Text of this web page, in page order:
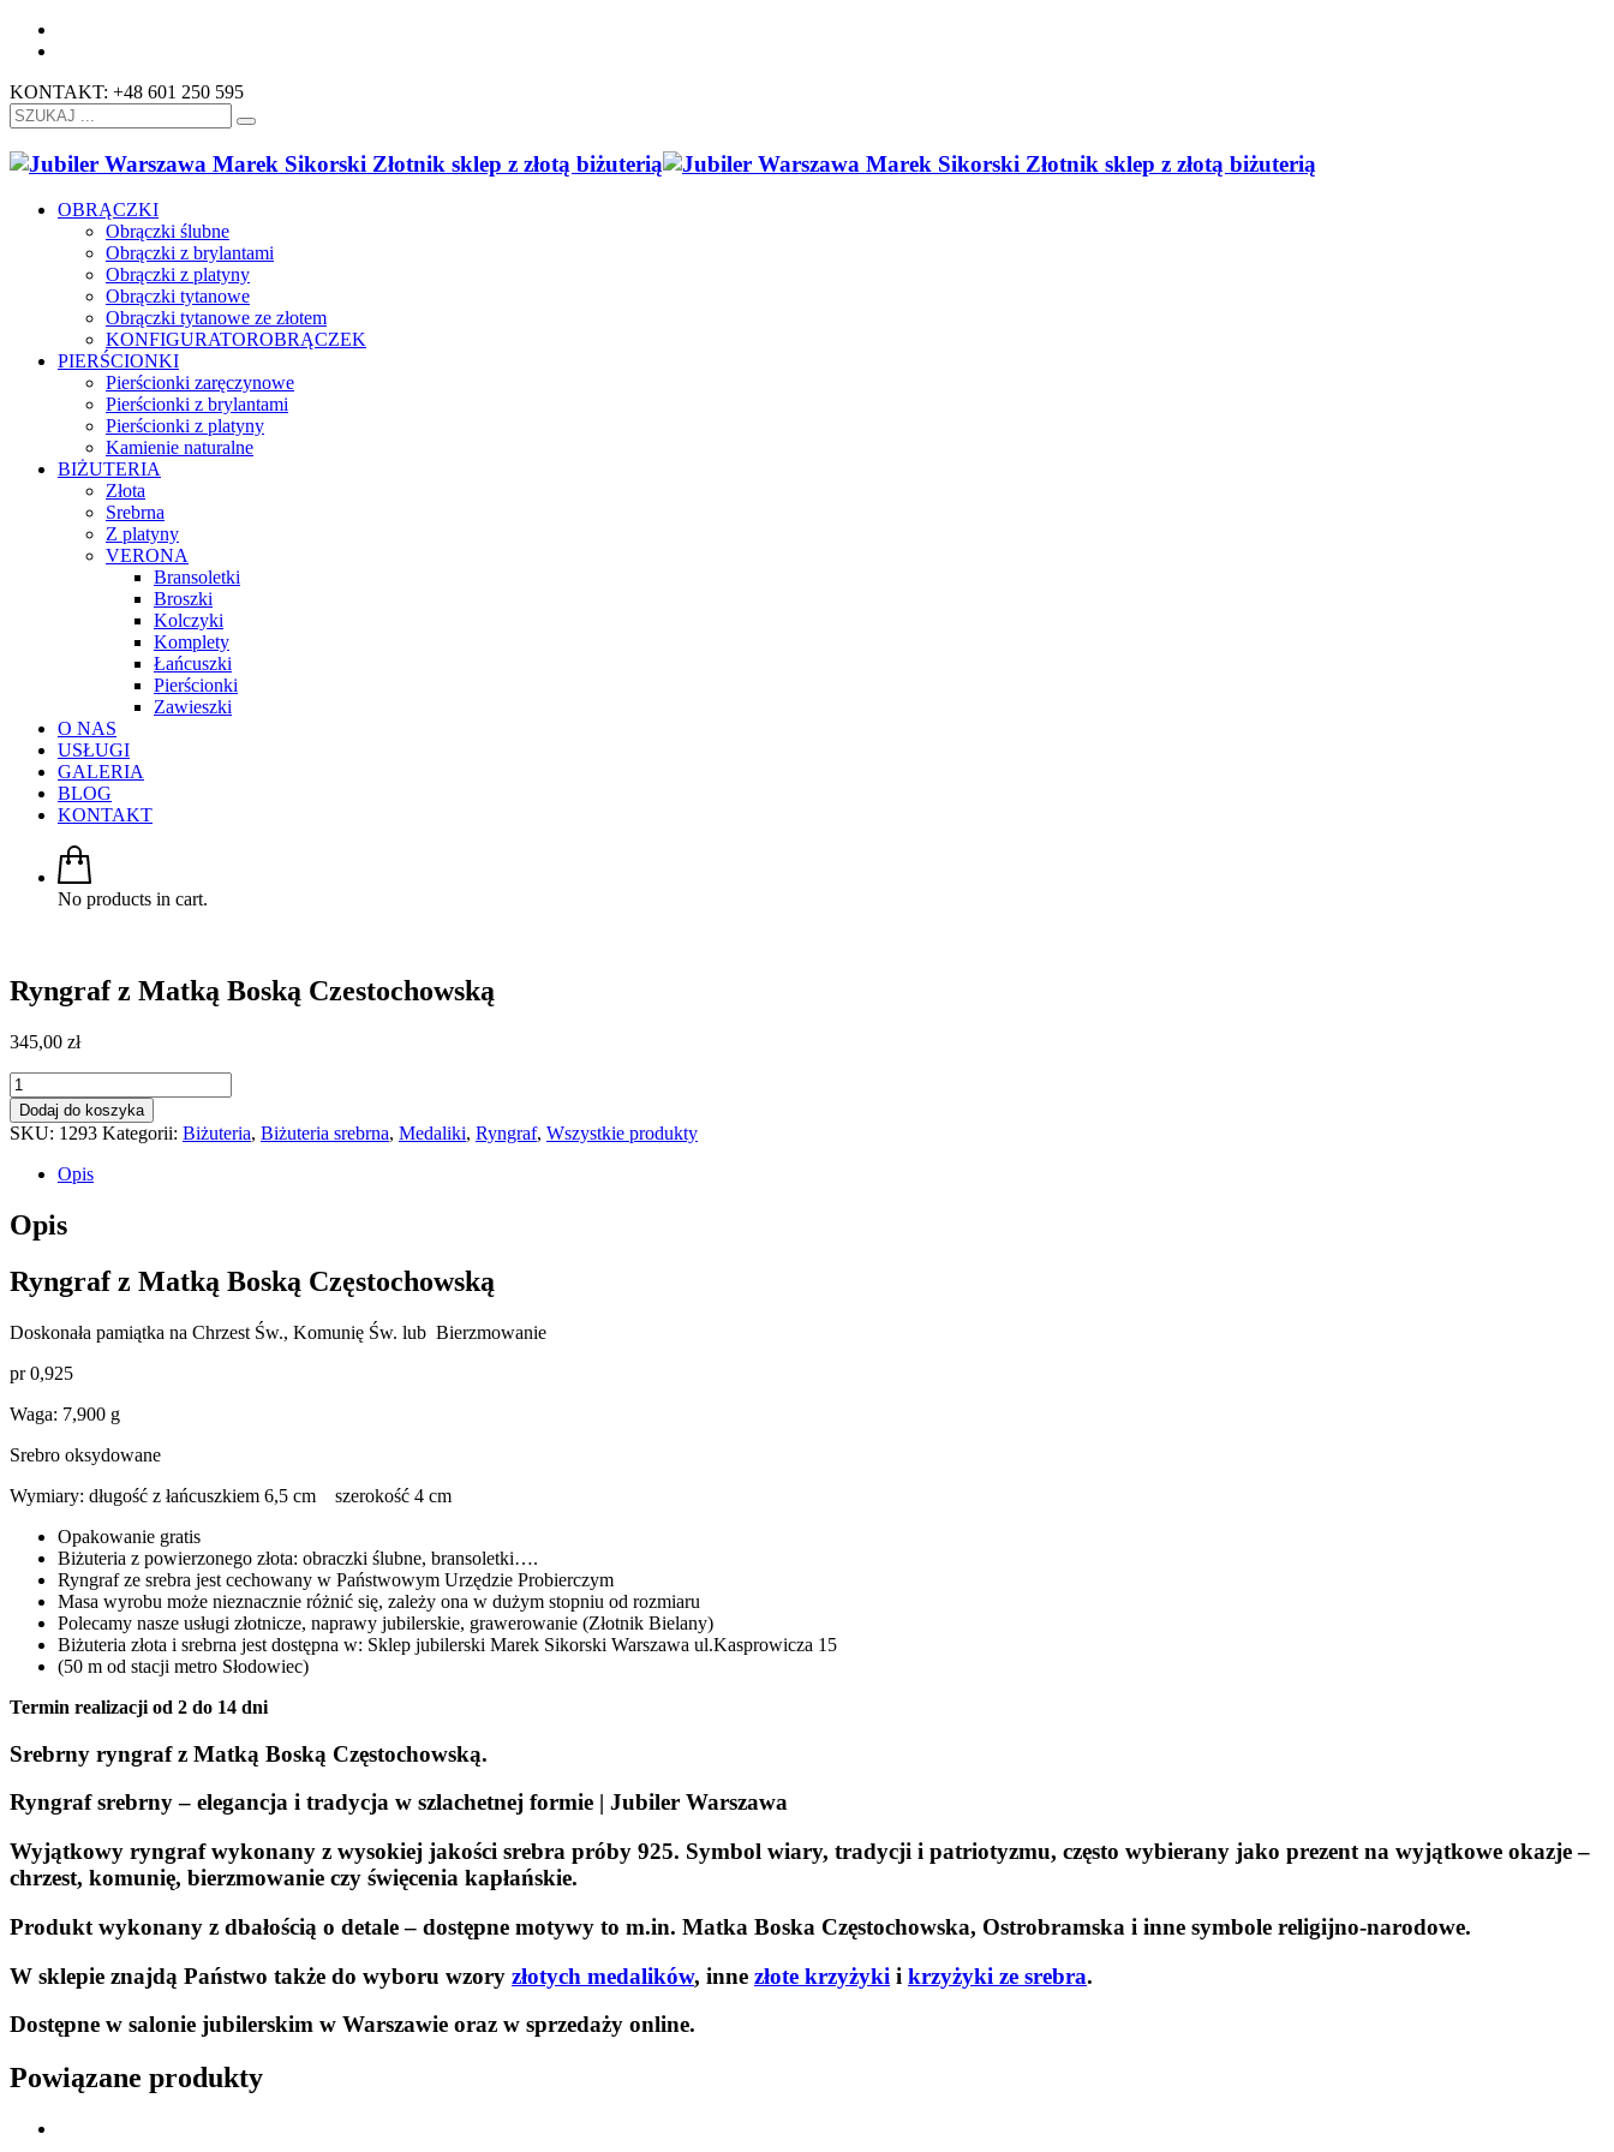
KONTAKT: +48 601 250 595
OBRĄCZKI
Obrączki ślubne
Obrączki z brylantami
Obrączki z platyny
Obrączki tytanowe
Obrączki tytanowe ze złotem
KONFIGURATOROBRĄCZEK
PIERŚCIONKI
Pierścionki zaręczynowe
Pierścionki z brylantami
Pierścionki z platyny
Kamienie naturalne
BIŻUTERIA
Złota
Srebrna
Z platyny
VERONA
Bransoletki
Broszki
Kolczyki
Komplety
Łańcuszki
Pierścionki
Zawieszki
O NAS
USŁUGI
GALERIA
BLOG
KONTAKT
No products in cart.
Ryngraf z Matką Boską Czestochowską
345,00 zł
ilość
Ryngraf
z
Matką
Boską
Czestochowską
Dodaj do koszyka
SKU: 1293 Kategorii: Biżuteria, Biżuteria srebrna, Medaliki, Ryngraf, Wszystkie produkty
Opis
Opis
Ryngraf z Matką Boską Częstochowską
Doskonała pamiątka na Chrzest Św., Komunię Św. lub Bierzmowanie
pr 0,925
Waga: 7,900 g
Srebro oksydowane
Wymiary: długość z łańcuszkiem 6,5 cm szerokość 4 cm
Opakowanie gratis
Biżuteria z powierzonego złota: obraczki ślubne, bransoletki….
Ryngraf ze srebra jest cechowany w Państwowym Urzędzie Probierczym
Masa wyrobu może nieznacznie różnić się, zależy ona w dużym stopniu od rozmiaru
Polecamy nasze usługi złotnicze, naprawy jubilerskie, grawerowanie (Złotnik Bielany)
Biżuteria złota i srebrna jest dostępna w: Sklep jubilerski Marek Sikorski Warszawa ul.Kasprowicza 15
(50 m od stacji metro Słodowiec)
Termin realizacji od 2 do 14 dni
Srebrny ryngraf z Matką Boską Częstochowską.
Ryngraf srebrny – elegancja i tradycja w szlachetnej formie | Jubiler Warszawa
Wyjątkowy ryngraf wykonany z wysokiej jakości srebra próby 925. Symbol wiary, tradycji i patriotyzmu, często wybierany jako prezent na wyjątkowe okazje –
chrzest, komunię, bierzmowanie czy święcenia kapłańskie.
Produkt wykonany z dbałością o detale – dostępne motywy to m.in. Matka Boska Częstochowska, Ostrobramska i inne symbole religijno-narodowe.
W sklepie znajdą Państwo także do wyboru wzory złotych medalików, inne złote krzyżyki i krzyżyki ze srebra.
Dostępne w salonie jubilerskim w Warszawie oraz w sprzedaży online.
Powiązane produkty